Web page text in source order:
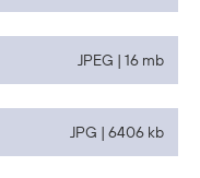
JPEG | 16 mb
JPG | 6406 kb